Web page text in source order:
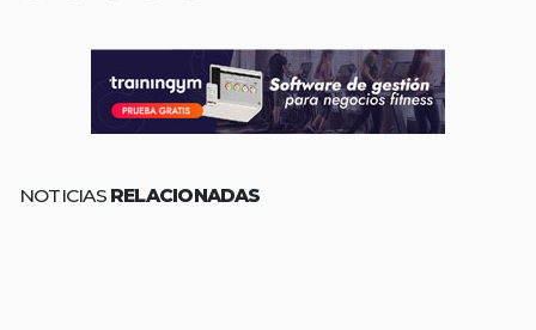
NOTICIAS RELACIONADAS